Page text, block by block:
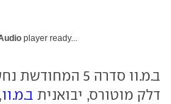
player ready...
דלק מוטורס, יבואנית ב.מ.וו